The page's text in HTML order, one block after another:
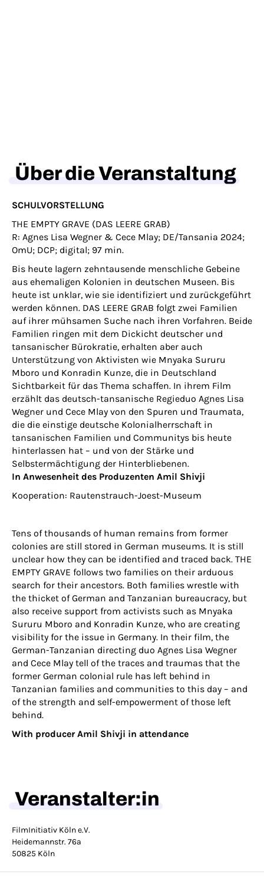
Über die Veranstaltung
SCHULVORSTELLUNG
THE EMPTY GRAVE (DAS LEERE GRAB)
R: Agnes Lisa Wegner & Cece Mlay; DE/Tansania 2024;
OmU; DCP; digital; 97 min.
Bis heute lagern zehntausende menschliche Gebeine
aus ehemaligen Kolonien in deutschen Museen. Bis
heute ist unklar, wie sie identifiziert und zurückgeführt
werden können. DAS LEERE GRAB folgt zwei Familien
auf ihrer mühsamen Suche nach ihren Vorfahren. Beide
Familien ringen mit dem Dickicht deutscher und
tansanischer Bürokratie, erhalten aber auch
Unterstützung von Aktivisten wie Mnyaka Sururu
Mboro und Konradin Kunze, die in Deutschland
Sichtbarkeit für das Thema schaffen. In ihrem Film
erzählt das deutsch-tansanische Regieduo Agnes Lisa
Wegner und Cece Mlay von den Spuren und Traumata,
die die einstige deutsche Kolonialherrschaft in
tansanischen Familien und Communitys bis heute
hinterlassen hat – und von der Stärke und
Selbstermächtigung der Hinterbliebenen.
In Anwesenheit des Produzenten Amil Shivji
Kooperation: Rautenstrauch-Joest-Museum
Tens of thousands of human remains from former
colonies are still stored in German museums. It is still
unclear how they can be identified and traced back. THE
EMPTY GRAVE follows two families on their arduous
search for their ancestors. Both families wrestle with
the thicket of German and Tanzanian bureaucracy, but
also receive support from activists such as Mnyaka
Sururu Mboro and Konradin Kunze, who are creating
visibility for the issue in Germany. In their film, the
German-Tanzanian directing duo Agnes Lisa Wegner
and Cece Mlay tell of the traces and traumas that the
former German colonial rule has left behind in
Tanzanian families and communities to this day – and
of the strength and self-empowerment of those left
behind.
With producer Amil Shivji in attendance
Veranstalter:in
FilmInitiativ Köln e.V.
Heidemannstr. 76a
50825 Köln